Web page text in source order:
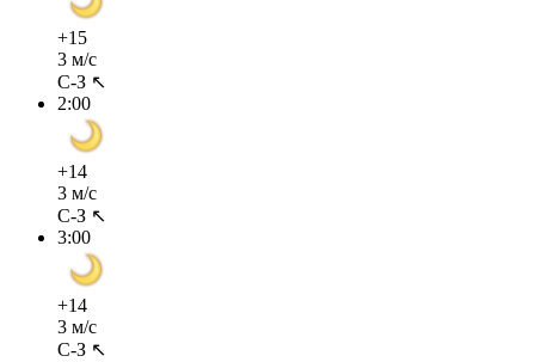
+15
3 м/с
С-З ↖
2:00
+14
3 м/с
С-З ↖
3:00
+14
3 м/с
С-З ↖